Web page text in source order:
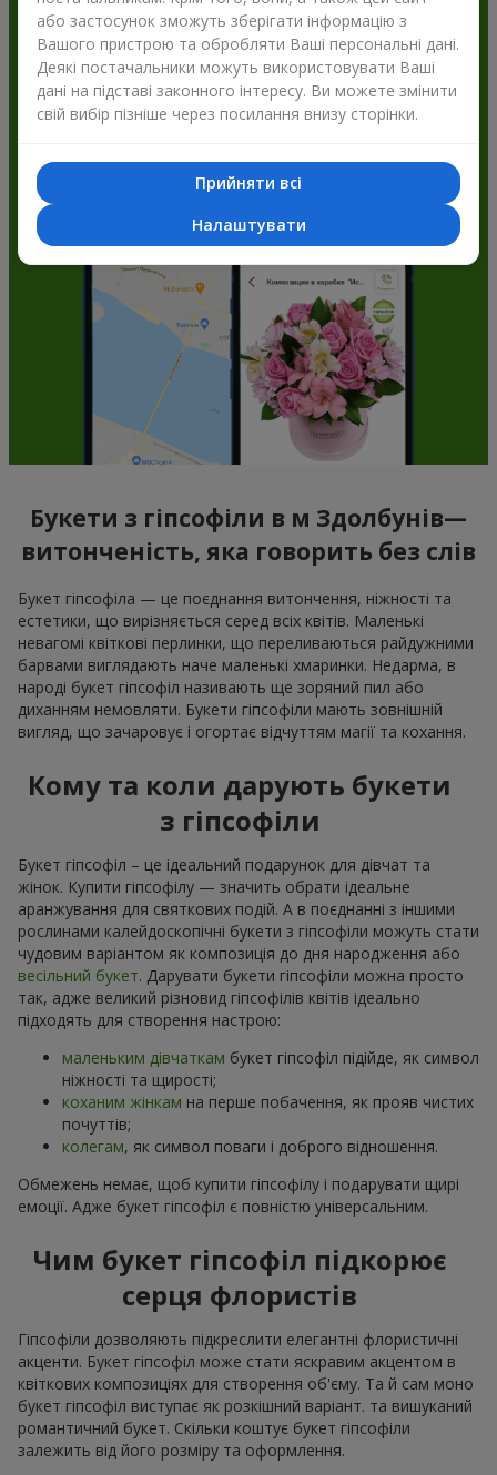
Flowers.ua і отримуйте бонуси
Букети з гіпсофіли в м Здолбунів—
витонченість, яка говорить без слів
Букет гіпсофіла — це поєднання витончення, ніжності та
естетики, що вирізняється серед всіх квітів. Маленькі
невагомі квіткові перлинки, що переливаються райдужними
барвами виглядають наче маленькі хмаринки. Недарма, в
народі букет гіпсофіл називають ще зоряний пил або
диханням немовляти. Букети гіпсофіли мають зовнішній
вигляд, що зачаровує і огортає відчуттям магії та кохання.
Кому та коли дарують букети
з гіпсофіли
Букет гіпсофіл – це ідеальний подарунок для дівчат та
жінок. Купити гіпсофілу — значить обрати ідеальне
аранжування для святкових подій. А в поєднанні з іншими
рослинами калейдоскопічні букети з гіпсофіли можуть стати
чудовим варіантом як композиція до дня народження або
весільний букет. Дарувати букети гіпсофіли можна просто
так, адже великий різновид гіпсофілів квітів ідеально
підходять для створення настрою:
маленьким дівчаткам букет гіпсофіл підійде, як символ
ніжності та щирості;
коханим жінкам на перше побачення, як прояв чистих
почуттів;
колегам, як символ поваги і доброго відношення.
Обмежень немає, щоб купити гіпсофілу і подарувати щирі
емоції. Адже букет гіпсофіл є повністю універсальним.
Чим букет гіпсофіл підкорює
серця флористів
Гіпсофіли дозволяють підкреслити елегантні флористичні
акценти. Букет гіпсофіл може стати яскравим акцентом в
квіткових композиціях для створення об'єму. Та й сам моно
букет гіпсофіл виступає як розкішний варіант. та вишуканий
романтичний букет. Скільки коштує букет гіпсофіли
залежить від його розміру та оформлення.
або застосунок зможуть зберігати інформацію з
Вашого пристрою та обробляти Ваші персональні дані.
Деякі постачальники можуть використовувати Ваші
дані на підставі законного інтересу. Ви можете змінити
свій вибір пізніше через посилання внизу сторінки.
Прийняти всі
Налаштувати